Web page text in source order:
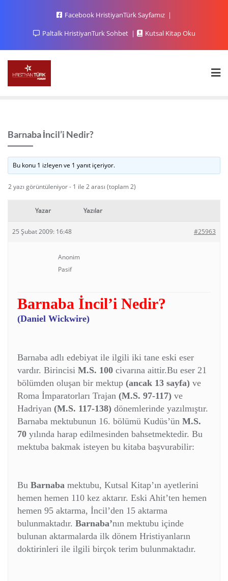
Facebook HristiyanTürk Sayfamız
Paltalk HristiyanTurk Sohbet
Kutsal Kitap Oku
Barnaba İncil’i Nedir?
Bu konu 1 izleyen ve 1 yanıt içeriyor.
2 yazı görüntüleniyor - 1 ile 2 arası (toplam 2)
Yazar Yazılar
25 Şubat 2009: 16:48 #25963
Anonim
Pasif
Barnaba İncil’i Nedir?
(Daniel Wickwire)
Barnaba adlı edebiyat ile ilgili iki tane eski eser
vardır. Birincisi M.S. 100 civarına aittir.Bu eser 21
bölümden oluşan bir mektup (ancak 13 sayfa) ve
Roma İmparatorları Trajan (M.S. 97-117) ve
Hadriyan (M.S. 117-138) dönemlerinde yazılmıştır.
Barnaba mektubunun 16. bölümü Kudüs’ün M.S.
70 yılında harap edilmesinden bahsetmektedir. Bu
mektuba bakmak isteyen bu kitaba başvurabilir:
Bu Barnaba mektubu, Kutsal Kitap’ın ayetlerini
hemen hemen 110 kez aktarır. Eski Ahit’ten hemen
hemen 95 aktarma, İncil’den 15 aktarma
bulunmaktadır. Barnaba’nın mektubu içinde
bulunan aktarmalarda ilk dönem Hristiyanların
doktirinleri ile ilgili birçok terim bulunmaktadır.